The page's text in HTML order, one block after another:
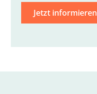
Jetzt informieren